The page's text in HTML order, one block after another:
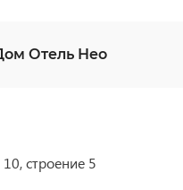
Отель Нео
строение 5